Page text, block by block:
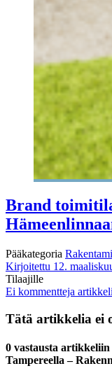
Brand
Pääkategoria
Kirjoitettu 12.
Tilaajille
Ei kommentteja
Tätä artikkelia ei
0 vastausta
Tampereella –